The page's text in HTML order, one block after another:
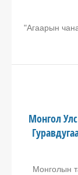
"Агаарын
Монгол
Монголын